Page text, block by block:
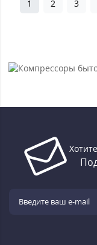
1 2 3